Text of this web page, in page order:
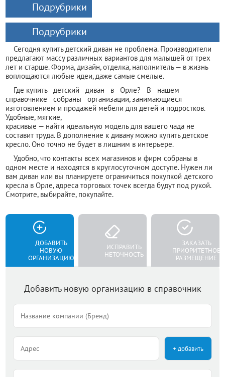
Подрубрики
Подрубрики
Сегодня купить детский диван не проблема. Производители
предлагают массу различных вариантов для малышей от трех
лет и старше. Форма, дизайн, отделка, наполнитель — в жизнь
воплощаются любые идеи, даже самые смелые.
Где купить детский диван в Орле? В нашем
справочнике собраны организации, занимающиеся
изготовлением и продажей мебели для детей и подростков.
Удобные, мягкие,
красивые — найти идеальную модель для вашего чада не
составит труда. В дополнение к дивану можно купить детское
кресло. Оно точно не будет в лишним в интерьере.
Удобно, что контакты всех магазинов и фирм собраны в
одном месте и находятся в круглосуточном доступе. Нужен ли
вам диван или вы планируете ограничиться покупкой детского
кресла в Орле, адреса торговых точек всегда будут под рукой.
Смотрите, выбирайте, покупайте.
ДОБАВИТЬ
НОВУЮ
ОРГАНИЗАЦИЮ
ИСПРАВИТЬ
НЕТОЧНОСТЬ
ЗАКАЗАТЬ
ПРИОРИТЕТНОЕ
РАЗМЕЩЕНИЕ
Добавить новую организацию в справочник
+ добавить